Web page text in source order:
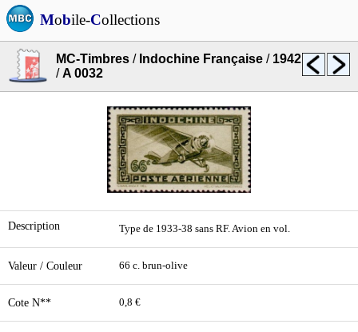
Mobile-Collections
MC-Timbres / Indochine Française / 1942
/A 0032
Description Type de 1933-38 sans RF. Avion en vol.
Valeur / Couleur 66 c. brun-olive
Cote N** 0,8 €